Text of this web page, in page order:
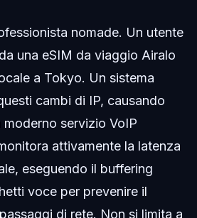
nomade. Un utente
una eSIM da viaggio Airalo
a Tokyo. Un sistema
cambi di IP, causando
servizio VoIP
attivamente la latenza
eseguendo il buffering
voce per prevenire il
di rete. Non si limita a